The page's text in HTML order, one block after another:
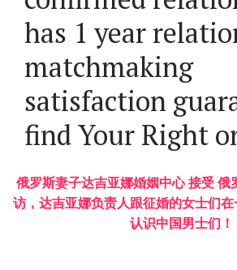
has 1 year
matchmaking
satisfaction
find Your Right
俄罗斯妻子达吉亚娜婚姻中心 接受 俄
访，达吉亚娜负责人跟征婚的女士们
认识中国男士们！